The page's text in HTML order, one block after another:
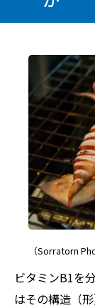
（Sorratorn
ビタミンB1を
はその構造（